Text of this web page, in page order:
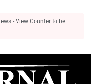
- View Counter to be